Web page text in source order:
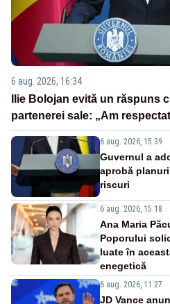
6 aug. 2026, 16:34
Ilie Bolojan evită un răspuns
partenerei sale: „Am
6 aug. 2026, 15:39
Guvernul a
aprobă
riscuri
6 aug. 2026, 15:18
Ana Maria
Poporului
luate în
enegetică
6 aug. 2026, 11:27
JD Vance